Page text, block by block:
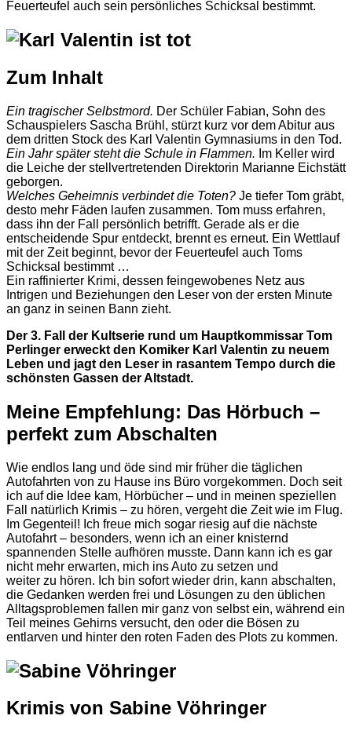
Feuerteufel auch sein persönliches Schicksal bestimmt.
Zum Inhalt
Ein tragischer Selbstmord. Der Schüler Fabian, Sohn des
Schauspielers Sascha Brühl, stürzt kurz vor dem Abitur aus
dem dritten Stock des Karl Valentin Gymnasiums in den Tod.
Ein Jahr später steht die Schule in Flammen. Im Keller wird
die Leiche der stellvertretenden Direktorin Marianne Eichstätt
geborgen.
Welches Geheimnis verbindet die Toten? Je tiefer Tom gräbt,
desto mehr Fäden laufen zusammen. Tom muss erfahren,
dass ihn der Fall persönlich betrifft. Gerade als er die
entscheidende Spur entdeckt, brennt es erneut. Ein Wettlauf
mit der Zeit beginnt, bevor der Feuerteufel auch Toms
Schicksal bestimmt …
Ein raffinierter Krimi, dessen feingewobenes Netz aus
Intrigen und Beziehungen den Leser von der ersten Minute
an ganz in seinen Bann zieht.
Der 3. Fall der Kultserie rund um Hauptkommissar Tom
Perlinger erweckt den Komiker Karl Valentin zu neuem
Leben und jagt den Leser in rasantem Tempo durch die
schönsten Gassen der Altstadt.
Meine Empfehlung: Das Hörbuch –
perfekt zum Abschalten
Wie endlos lang und öde sind mir früher die täglichen
Autofahrten von zu Hause ins Büro vorgekommen. Doch seit
ich auf die Idee kam, Hörbücher – und in meinen speziellen
Fall natürlich Krimis – zu hören, vergeht die Zeit wie im Flug.
Im Gegenteil! Ich freue mich sogar riesig auf die nächste
Autofahrt – besonders, wenn ich an einer knisternd
spannenden Stelle aufhören musste. Dann kann ich es gar
nicht mehr erwarten, mich ins Auto zu setzen und
weiter zu hören. Ich bin sofort wieder drin, kann abschalten,
die Gedanken werden frei und Lösungen zu den üblichen
Alltagsproblemen fallen mir ganz von selbst ein, während ein
Teil meines Gehirns versucht, den oder die Bösen zu
entlarven und hinter den roten Faden des Plots zu kommen.
Krimis von Sabine Vöhringer